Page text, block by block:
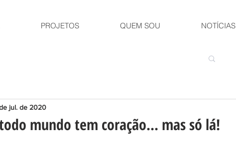
PROJETOS QUEM SOU NOTÍCIAS
mundo tem coração... mas só lá!
jul. de 2020